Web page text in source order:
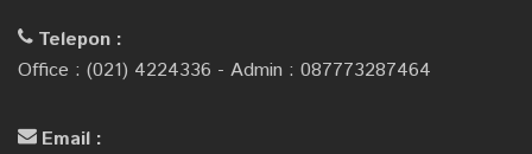
Telepon :
Office : (021) 4224336 - Admin : 087773287464
Email :